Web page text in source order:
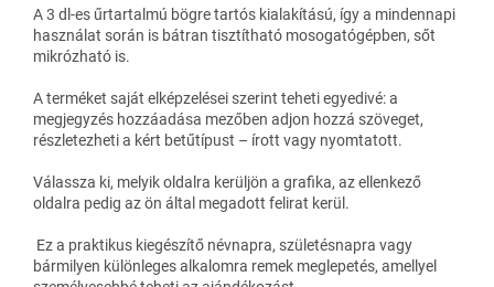
A 3 dl-es űrtartalmú bögre tartós kialakítású, így a mindennapi
használat során is bátran tisztítható mosogatógépben, sőt
mikrózható is.
A terméket saját elképzelései szerint teheti egyedivé: a
megjegyzés hozzáadása mezőben adjon hozzá szöveget,
részletezheti a kért betűtípust – írott vagy nyomtatott.
Válassza ki, melyik oldalra kerüljön a grafika, az ellenkező
oldalra pedig az ön által megadott felirat kerül.
Ez a praktikus kiegészítő névnapra, születésnapra vagy
bármilyen különleges alkalomra remek meglepetés, amellyel